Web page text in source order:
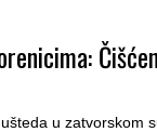
u zatvorskom